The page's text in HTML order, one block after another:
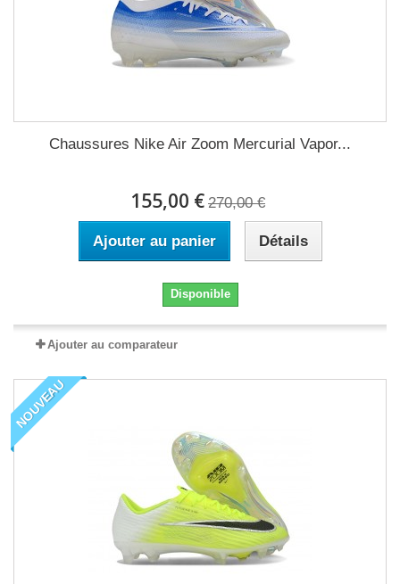
Chaussures Nike Air Zoom Mercurial Vapor...
155,00 € 270,00 €
Ajouter au panier Détails
Disponible
Ajouter au comparateur
NOUVEAU